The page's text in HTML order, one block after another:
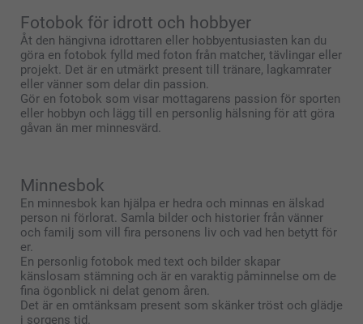
Fotobok för idrott och hobbyer
Åt den hängivna idrottaren eller hobbyentusiasten kan du
göra en fotobok fylld med foton från matcher, tävlingar eller
projekt. Det är en utmärkt present till tränare, lagkamrater
eller vänner som delar din passion.
Gör en fotobok som visar mottagarens passion för sporten
eller hobbyn och lägg till en personlig hälsning för att göra
gåvan än mer minnesvärd.
Minnesbok
En minnesbok kan hjälpa er hedra och minnas en älskad
person ni förlorat. Samla bilder och historier från vänner
och familj som vill fira personens liv och vad hen betytt för
er.
En personlig fotobok med text och bilder skapar
känslosam stämning och är en varaktig påminnelse om de
fina ögonblick ni delat genom åren.
Det är en omtänksam present som skänker tröst och glädje
i sorgens tid.